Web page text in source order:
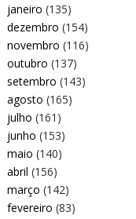
janeiro (135)
dezembro (154)
novembro (116)
outubro (137)
setembro (143)
agosto (165)
julho (161)
junho (153)
maio (140)
abril (156)
março (142)
fevereiro (83)